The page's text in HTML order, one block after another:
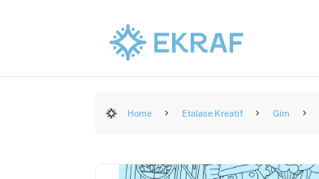
Home Etalase Kreatif Gim